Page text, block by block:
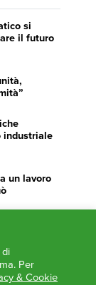
si
il futuro
industriale
un lavoro
Per
& Cookie